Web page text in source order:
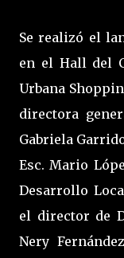
Se realizó el
en el Hall del
Urbana
directora
Gabriela
Esc. Mario
Desarrollo
el director de
Nery